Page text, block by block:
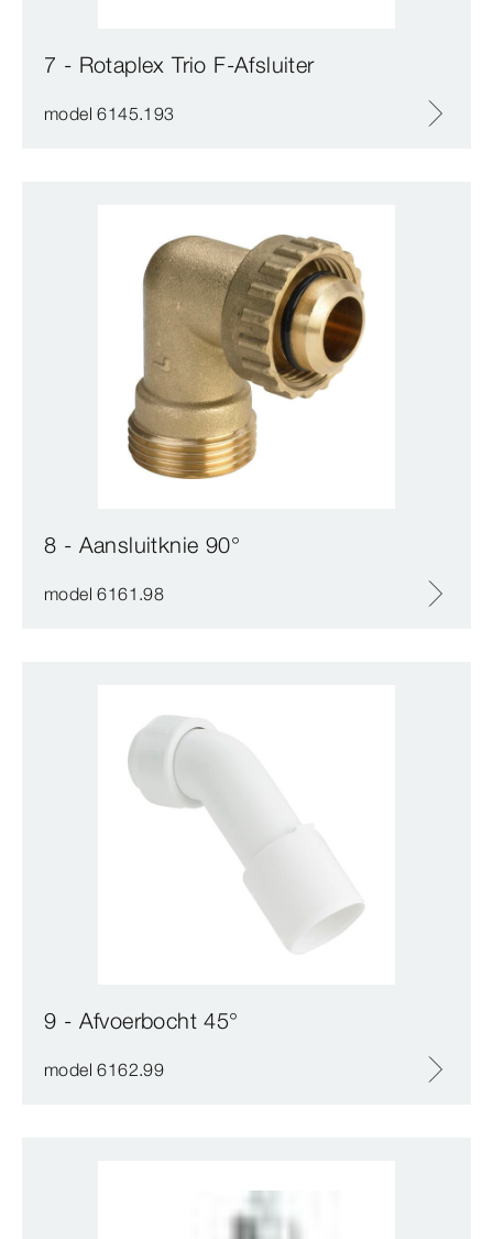
7 - Rotaplex Trio F-Afsluiter
model 6145.193
8 - Aansluitknie 90°
model 6161.98
9 - Afvoerbocht 45°
model 6162.99